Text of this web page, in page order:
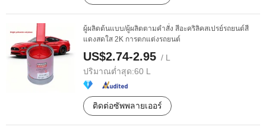
ผู้ผลิตต้นแบบ/ผู้ผลิตตามคำสั่ง สีอะคริลิคสเปรย์รถยนต์สี
แดงสดใส 2K การตกแต่งรถยนต์
US$2.74-2.95 / L
ปริมาณต่ำสุด:60 L
ติดต่อซัพพลายเออร์